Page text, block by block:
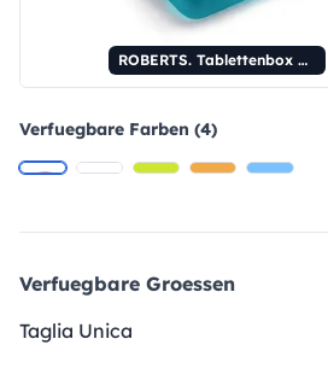
ROBERTS. Tablettenbox mit 4 Fächern
Verfuegbare Farben (4)
Verfuegbare Groessen
Taglia Unica